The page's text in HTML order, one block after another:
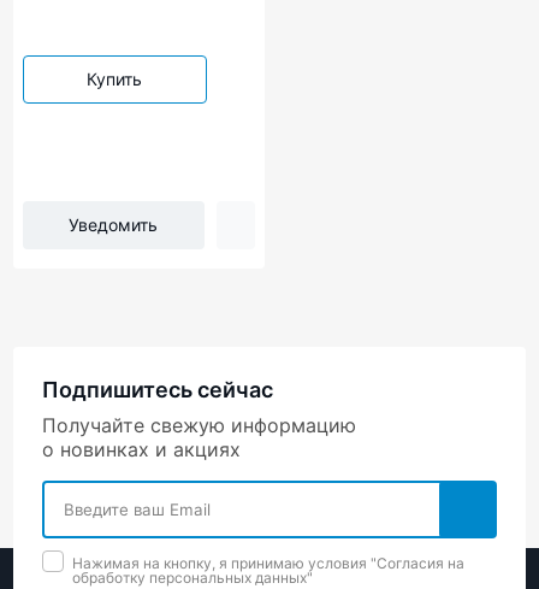
Купить
Уведомить
Подпишитесь сейчас
Получайте свежую информацию
о новинках и акциях
Нажимая на кнопку, я принимаю условия "Cогласия на
обработку персональных данных"